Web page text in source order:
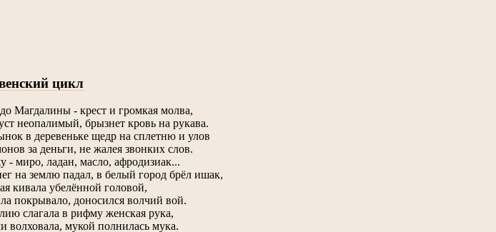
цикл
Магдалины - крест и громкая молва,
неопалимый, брызнет кровь на рукава.
в деревеньке щедр на сплетню и улов
за деньги, не жалея звонких слов.
- миро, ладан, масло, афродизиак...
на землю падал, в белый город брёл ишак,
кивала убелённой головой,
покрывало, доносился волчий вой.
слагала в рифму женская рука,
волховала, мукой полнилась мука.